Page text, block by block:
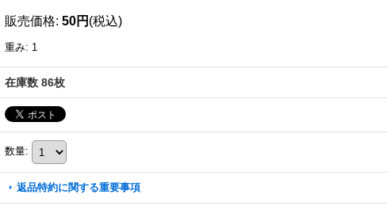
販売価格: 50円 (税込)
重み: 1
在庫数 86枚
数量:
返品特約に関する重要事項